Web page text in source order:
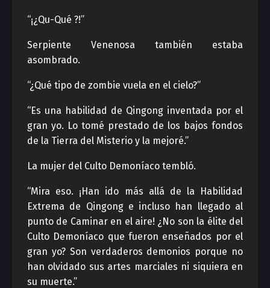
“¡¿Qu-Qué ?!”
Serpiente Venenosa también estaba
asombrado.
“¿Qué tipo de zombie vuela en el cielo?”
“Es una habilidad de Qingong inventada por el
gran yo. Lo tomé prestado de los bajos fondos
de la Tierra del Misterio y la mejoré.”
La mujer del Culto Demoníaco tembló.
“Mira eso. ¡Han ido más allá de la Habilidad
Extrema de Qingong e incluso han llegado al
punto de Caminar en el aire! ¿No son la élite del
Culto Demoníaco que fueron enseñados por el
gran yo? Son verdaderos demonios porque no
han olvidado sus artes marciales ni siquiera en
su muerte.”